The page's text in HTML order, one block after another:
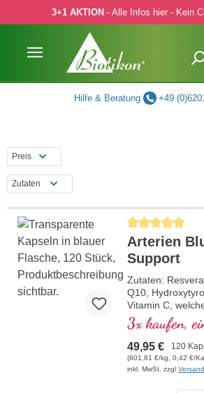
Hauptinhalt springen
Zur Suche springen
Zur Hauptnavigation springen
3+1 AKTION - Alle Infos hier - Kein
Hilfe & Beratung +49
Preis
Zutaten
Durchschnittliche
Arterien
Support
Zutaten:
Q10,
Vitamin C,
normalen
normale
beiträgt. Die B-
bioaktiver Form
3x kaufen,
49,95 € 120
(601,81 €/kg, 0,42 €/
inkl. MwSt. zzgl